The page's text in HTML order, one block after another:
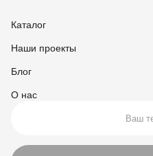
Каталог
Наши проекты
Блог
О нас